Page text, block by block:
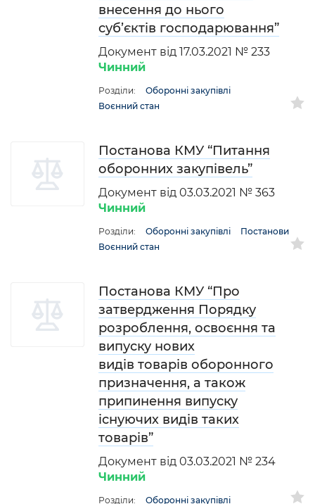
внесення до нього
суб’єктів господарювання”
Документ від 17.03.2021 № 233
Чинний
Розділи:
Оборонні закупівлі
Воєнний стан
Постанова КМУ “Питання
оборонних закупівель”
Документ від 03.03.2021 № 363
Чинний
Розділи: Оборонні закупівлі
Постанови
Воєнний стан
Постанова КМУ “Про
затвердження Порядку
розроблення, освоєння та
випуску нових
видів товарів оборонного
призначення, а також
припинення випуску
існуючих видів таких
товарів”
Документ від 03.03.2021 № 234
Чинний
Розділи: Оборонні закупівлі